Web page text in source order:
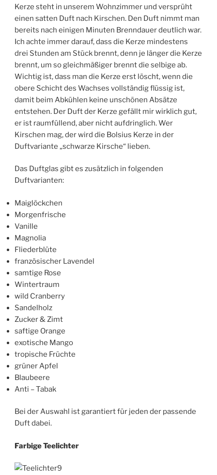
Kerze steht in unserem Wohnzimmer und versprüht
einen satten Duft nach Kirschen. Den Duft nimmt man
bereits nach einigen Minuten Brenndauer deutlich war.
Ich achte immer darauf, dass die Kerze mindestens
drei Stunden am Stück brennt, denn je länger die Kerze
brennt, um so gleichmäßiger brennt die selbige ab.
Wichtig ist, dass man die Kerze erst löscht, wenn die
obere Schicht des Wachses vollständig flüssig ist,
damit beim Abkühlen keine unschönen Absätze
entstehen. Der Duft der Kerze gefällt mir wirklich gut,
er ist raumfüllend, aber nicht aufdringlich. Wer
Kirschen mag, der wird die Bolsius Kerze in der
Duftvariante „schwarze Kirsche“ lieben.
Das Duftglas gibt es zusätzlich in folgenden
Duftvarianten:
Maiglöckchen
Morgenfrische
Vanille
Magnolia
Fliederblüte
französischer Lavendel
samtige Rose
Wintertraum
wild Cranberry
Sandelholz
Zucker & Zimt
saftige Orange
exotische Mango
tropische Früchte
grüner Apfel
Blaubeere
Anti – Tabak
Bei der Auswahl ist garantiert für jeden der passende
Duft dabei.
Farbige Teelichter